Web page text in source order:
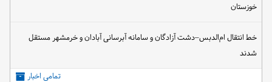
خوزستان
خط انتقال ام‌الدبس–دشت آزادگان و سامانه آبرسانی آبادان و خرمشهر مستقل
شدند
تمامی اخبار